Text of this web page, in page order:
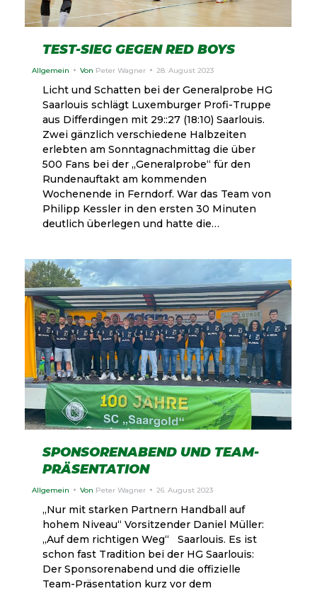
TEST-SIEG GEGEN RED BOYS
Allgemein Von Peter Wagner 28. August 2023
Licht und Schatten bei der Generalprobe HG
Saarlouis schlägt Luxemburger Profi-Truppe
aus Differdingen mit 29::27 (18:10) Saarlouis.
Zwei gänzlich verschiedene Halbzeiten
erlebten am Sonntagnachmittag die über
500 Fans bei der „Generalprobe“ für den
Rundenauftakt am kommenden
Wochenende in Ferndorf. War das Team von
Philipp Kessler in den ersten 30 Minuten
deutlich überlegen und hatte die…
SPONSORENABEND UND TEAM-
PRÄSENTATION
Allgemein Von Peter Wagner 26. August 2023
„Nur mit starken Partnern Handball auf
hohem Niveau“ Vorsitzender Daniel Müller:
„Auf dem richtigen Weg“ Saarlouis. Es ist
schon fast Tradition bei der HG Saarlouis:
Der Sponsorenabend und die offizielle
Team-Präsentation kurz vor dem